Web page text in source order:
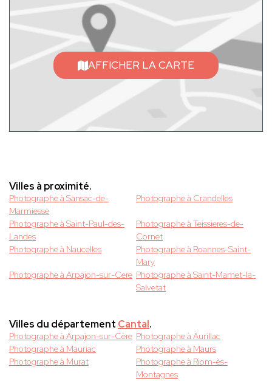
AFFICHER LA CARTE
Villes à proximité.
Photographe à Sansac-de-
Marmiesse
Photographe à Crandelles
Photographe à Saint-Paul-des-
Landes
Photographe à Teissieres-de-
Cornet
Photographe à Naucelles
Photographe à Roannes-Saint-
Mary
Photographe à Arpajon-sur-Cere Photographe à Saint-Mamet-la-
Salvetat
Villes du département Cantal.
Photographe à Arpajon-sur-Cère Photographe à Aurillac
Photographe à Mauriac
Photographe à Maurs
Photographe à Murat
Photographe à Riom-ès-
Montagnes